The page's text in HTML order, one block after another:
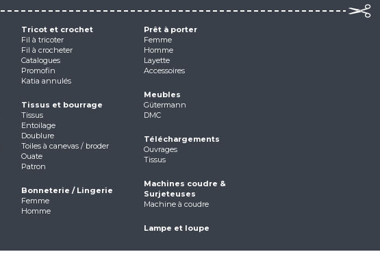
Tricot et crochet
Fil à tricoter
Fil à crocheter
Catalogues
Promofin
Katia annulés
Tissus et bourrage
Tissus
Entoilage
Doublure
Toiles à canevas / broder
Ouate
Patron
Bonneterie / Lingerie
Femme
Homme
Prêt à porter
Femme
Homme
Layette
Accessoires
Meubles
Gütermann
DMC
Téléchargements
Ouvrages
Tissus
Machines coudre &
Surjeteuses
Machine à coudre
Lampe et loupe